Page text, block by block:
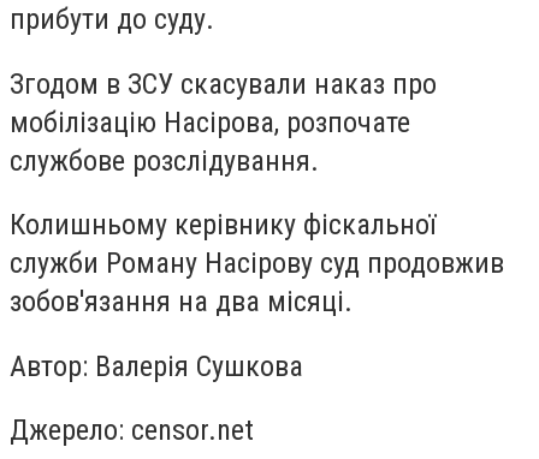
прибути до суду.
Згодом в ЗСУ скасували наказ про
мобілізацію Насірова, розпочате
службове розслідування.
Колишньому керівнику фіскальної
служби Роману Насірову суд продовжив
зобов'язання на два місяці.
Автор: Валерiя Сушкова
Джерело: censor.net